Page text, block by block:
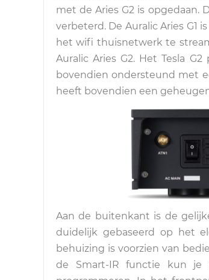
met de Aries G2 is
verbeterd. De Auralic Aries G1
het wifi thuisnetwerk te
Auralic Aries G2. Het Tesla
bovendien ondersteund met
heeft bovendien een
Aan de buitenkant is de
duidelijk gebaseerd op het
behuizing is voorzien van
de Smart-IR functie kun je